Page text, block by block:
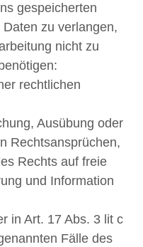
gespeicherten
zu verlangen,
nicht zu
rechtlichen
Ausübung oder
Rechtsansprüchen,
Rechts auf freie
und Information
in Art. 17 Abs. 3 lit c
Fälle des